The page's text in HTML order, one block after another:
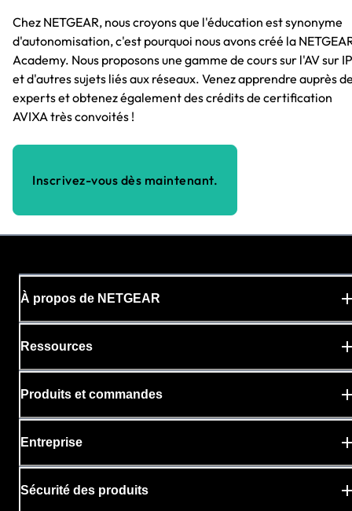
Chez NETGEAR, nous croyons que l'éducation est synonyme
d'autonomisation, c'est pourquoi nous avons créé la
Academy. Nous proposons une gamme de cours sur l'AV sur IP
et d'autres sujets liés aux réseaux. Venez apprendre auprès
experts et obtenez également des crédits de certification
AVIXA très convoités !
Inscrivez-vous dès maintenant.
À propos de NETGEAR
Ressources
Produits et commandes
Entreprise
Sécurité des produits